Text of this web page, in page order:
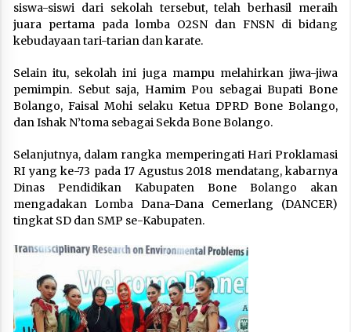
siswa-siswi dari sekolah tersebut, telah berhasil meraih
juara pertama pada lomba O2SN dan FNSN di bidang
kebudayaan tari-tarian dan karate.
Selain itu, sekolah ini juga mampu melahirkan jiwa-jiwa
pemimpin. Sebut saja, Hamim Pou sebagai Bupati Bone
Bolango, Faisal Mohi selaku Ketua DPRD Bone Bolango,
dan Ishak N’toma sebagai Sekda Bone Bolango.
Selanjutnya, dalam rangka memperingati Hari Proklamasi
RI yang ke-73 pada 17 Agustus 2018 mendatang, kabarnya
Dinas Pendidikan Kabupaten Bone Bolango akan
mengadakan Lomba Dana-Dana Cemerlang (DANCER)
tingkat SD dan SMP se-Kabupaten.